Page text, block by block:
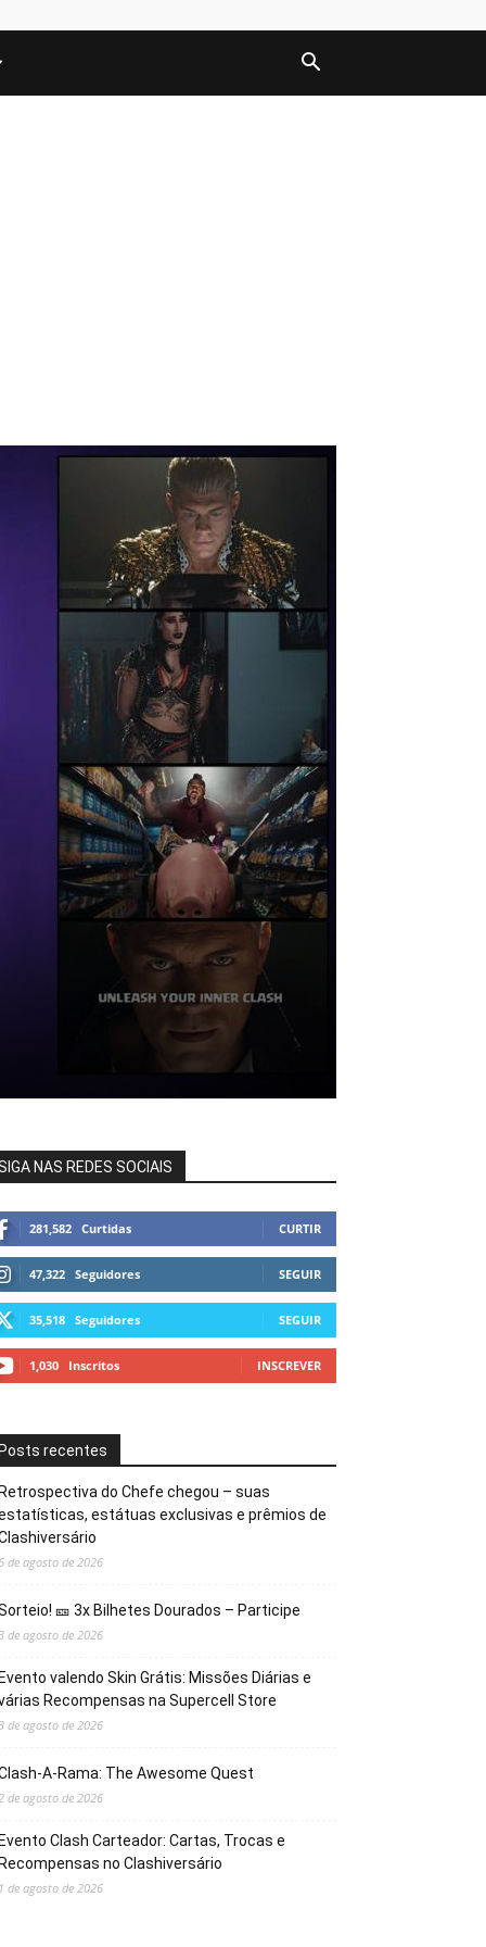
NAS REDES SOCIAIS
281,582 Curtidas CURTIR
47,322 Seguidores SEGUIR
35,518 Seguidores SEGUIR
1,030 Inscritos INSCREVER
recentes
do Chefe chegou – suas
estátuas exclusivas e prêmios de
de agosto de 2026
🎫 3x Bilhetes Dourados – Participe
de agosto de 2026
valendo Skin Grátis: Missões Diárias e
Recompensas na Supercell Store
de agosto de 2026
A-Rama: The Awesome Quest
de agosto de 2026
Clash Carteador: Cartas, Trocas e
no Clashiversário
de agosto de 2026